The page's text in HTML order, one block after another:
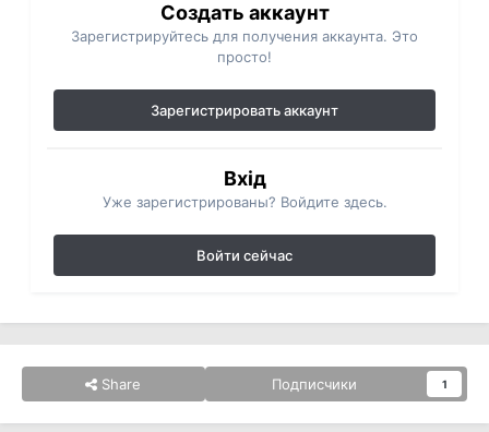
Создать аккаунт
Зарегистрируйтесь для получения аккаунта. Это
просто!
Зарегистрировать аккаунт
Вхід
Уже зарегистрированы? Войдите здесь.
Войти сейчас
Share Подписчики 1